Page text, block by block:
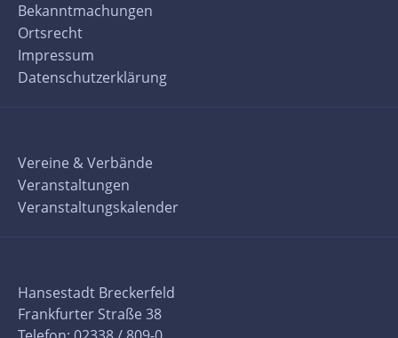
Bekanntmachungen
Ortsrecht
Impressum
Datenschutzerklärung
Vereine & Verbände
Veranstaltungen
Veranstaltungskalender
Hansestadt Breckerfeld
Frankfurter Straße 38